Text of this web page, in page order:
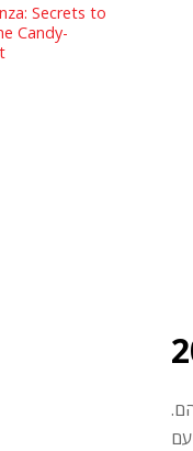
Secrets to
Candy-